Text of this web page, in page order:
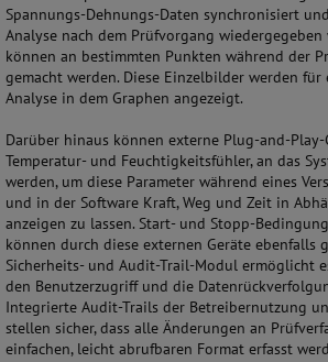
Spannungs-Dehnungs-Daten synchronisiert
Analyse nach dem Prüfvorgang
können an bestimmten Punkten während der
gemacht werden. Diese Einzelbilder werden für
Analyse in dem Graphen angezeigt.
Darüber hinaus können externe Plug-and-
Temperatur- und Feuchtigkeitsfühler, an das
werden, um diese Parameter während eines
und in der Software Kraft, Weg und Zeit in
anzeigen zu lassen. Start- und Stopp-
können durch diese externen Geräte ebenfalls
Sicherheits- und Audit-Trail-Modul ermöglicht
den Benutzerzugriff und die
Integrierte Audit-Trails der Betreibernutzung
stellen sicher, dass alle Änderungen an
einfachen, leicht abrufbaren Format erfasst